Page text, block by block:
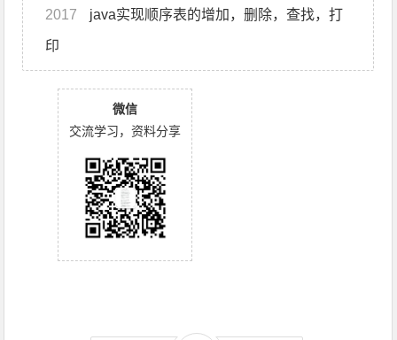
2017
印
微信
交流学习，资料分享